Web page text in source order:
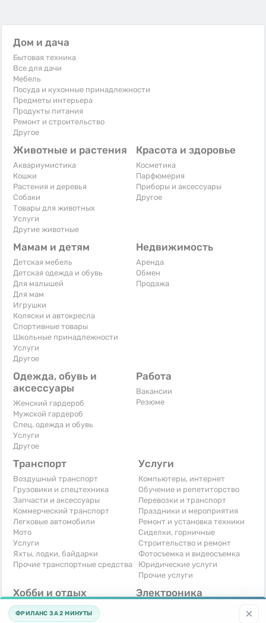
Дом и дача
Бытовая техника
Все для дачи
Мебель
Посуда и кухонные принадлежности
Предметы интерьера
Продукты питания
Ремонт и строительство
Другое
Животные и растения
Аквариумистика
Кошки
Растения и деревья
Собаки
Товары для животных
Услуги
Другие животные
Красота и здоровье
Косметика
Парфюмерия
Приборы и аксессуары
Другое
Мамам и детям
Детская мебель
Детская одежда и обувь
Для малышей
Для мам
Игрушки
Коляски и автокресла
Спортивные товары
Школьные принадлежности
Услуги
Другое
Недвижимость
Аренда
Обмен
Продажа
Одежда, обувь и
аксессуары
Женский гардероб
Мужской гардероб
Спец. одежда и обувь
Услуги
Другое
Работа
Вакансии
Резюме
Транспорт
Воздушный транспорт
Грузовики и спецтехника
Запчасти и аксессуары
Коммерческий транспорт
Легковые автомобили
Мото
Услуги
Яхты, лодки, байдарки
Прочие транспортные средства
Услуги
Компьютеры, интернет
Обучение и репетиторство
Перевозки и транспорт
Праздники и мероприятия
Ремонт и установка техники
Сиделки, горничные
Строительство и ремонт
Фотосъемка и видеосъемка
Юридические услуги
Прочие услуги
Хобби и отдых
Книги и журналы
Музыкальные инструменты
Электроника
×
ФРИЛАНС ЗА 2 МИНУТЫ